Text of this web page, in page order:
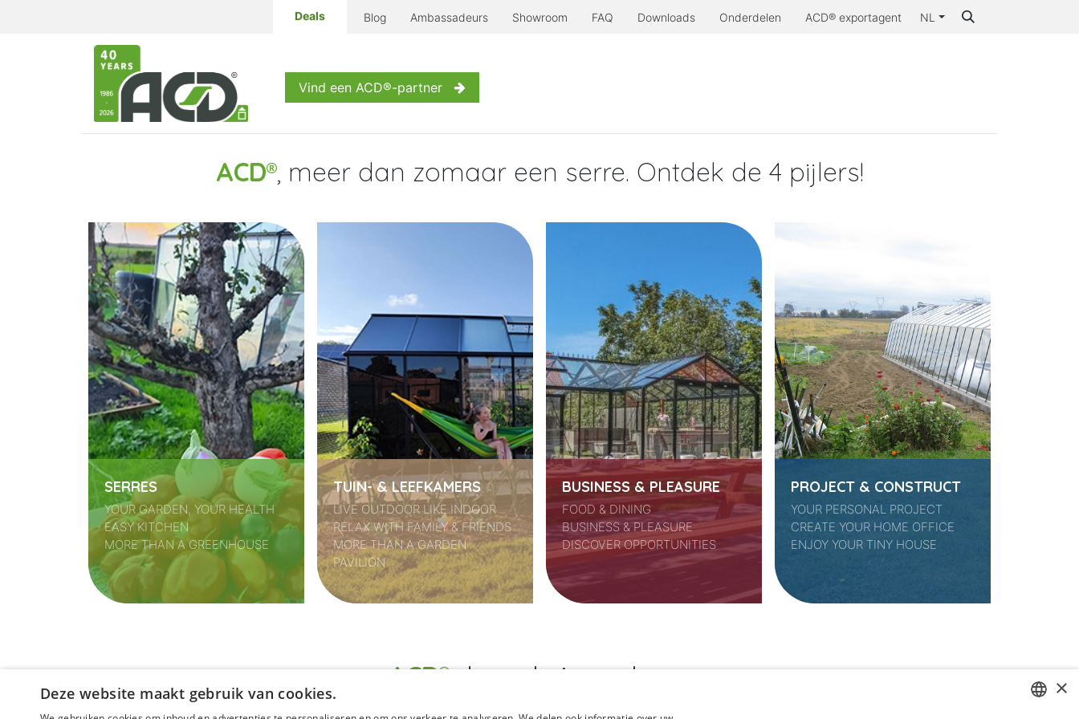
Deals Blog Ambassadeurs Showroom FAQ Downloads Onderdelen ACD® exportagent NL
Vind een ACD®-partner
ACD , meer dan zomaar een serre. Ontdek de 4 pijlers!
SERRES
YOUR GARDEN, YOUR HEALTH
EASY KITCHEN
MORE THAN A GREENHOUSE
LINK
TUIN- & LEEFKAMERS
LIVE OUTDOOR LIKE INDOOR
RELAX WITH FAMILY & FRIENDS
MORE THAN A GARDEN
PAVILION
BUSINESS & PLEASURE
FOOD & DINING
BUSINESS & PLEASURE
DISCOVER OPPORTUNITIES
PROJECT & CONSTRUCT
YOUR PERSONAL PROJECT
CREATE YOUR HOME OFFICE
ENJOY YOUR TINY HOUSE
ACD door de jaren heen ×
Deze website maakt gebruik van cookies.